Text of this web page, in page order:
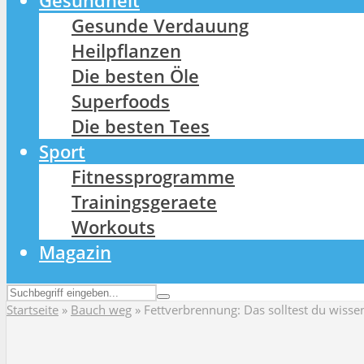
Gesunde Verdauung
Heilpflanzen
Die besten Öle
Superfoods
Die besten Tees
Sport
Fitnessprogramme
Trainingsgeraete
Workouts
Magazin
Startseite » Bauch weg » Fettverbrennung: Das solltest du